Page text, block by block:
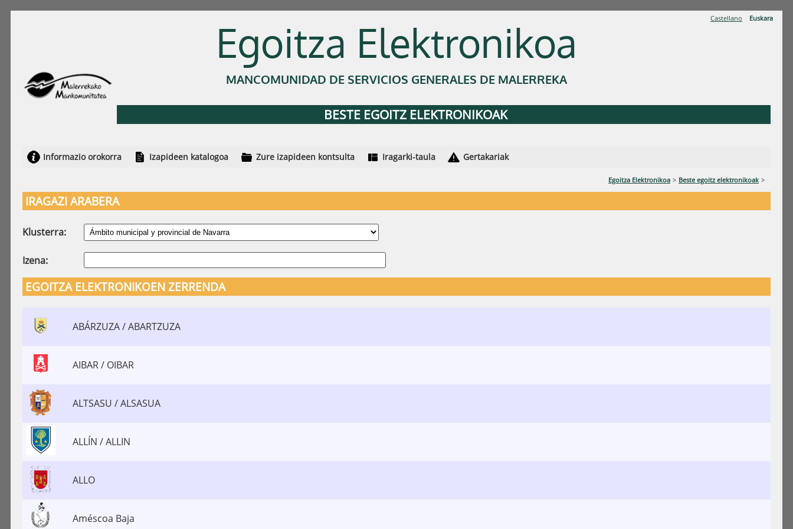
Castellano Euskara
Egoitza Elektronikoa
MANCOMUNIDAD DE SERVICIOS GENERALES DE MALERREKA
BESTE EGOITZ ELEKTRONIKOAK
Informazio orokorra Izapideen katalogoa Zure izapideen kontsulta Iragarki-taula Gertakariak
Egoitza Elektronikoa > Beste egoitz elektronikoak >
IRAGAZI ARABERA
Klusterra:
Izena:
EGOITZA ELEKTRONIKOEN ZERRENDA
ABÁRZUZA / ABARTZUZA
AIBAR / OIBAR
ALTSASU / ALSASUA
ALLÍN / ALLIN
ALLO
Améscoa Baja